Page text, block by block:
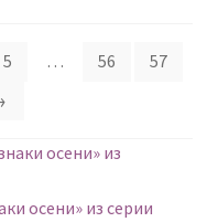
5 … 56
57
осени» из серии